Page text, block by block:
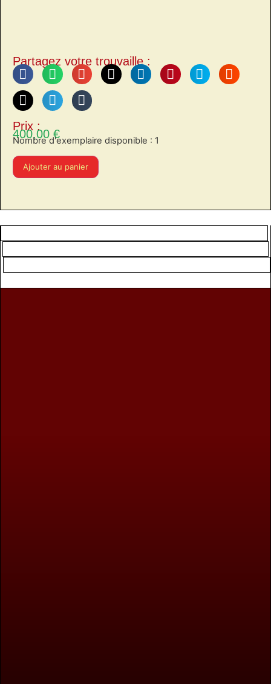
Partagez votre trouvaille :
Prix :
400,00€
Nombre d'exemplaire disponible : 1
Ajouter au panier